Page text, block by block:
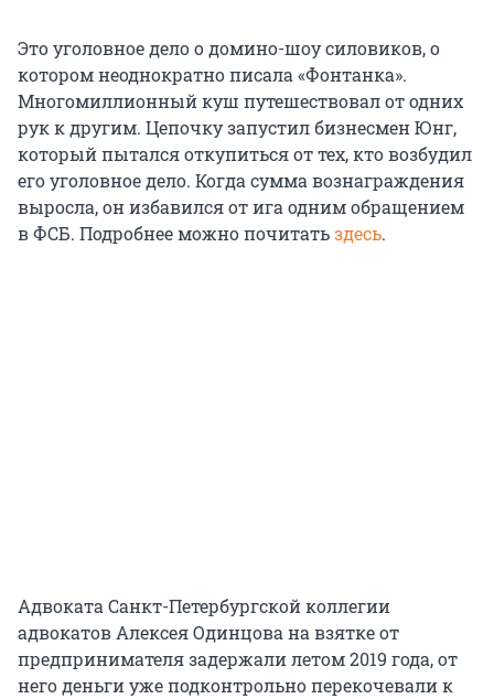
Это уголовное дело о домино-шоу силовиков, о
котором неоднократно писала «Фонтанка».
Многомиллионный куш путешествовал от одних
рук к другим. Цепочку запустил бизнесмен Юнг,
который пытался откупиться от тех, кто возбудил
его уголовное дело. Когда сумма вознаграждения
выросла, он избавился от ига одним обращением
в ФСБ. Подробнее можно почитатьздесь.
Адвоката Санкт-Петербургской коллегии
адвокатов Алексея Одинцова на взятке от
предпринимателя задержали летом 2019 года, от
него деньги уже подконтрольно перекочевали к